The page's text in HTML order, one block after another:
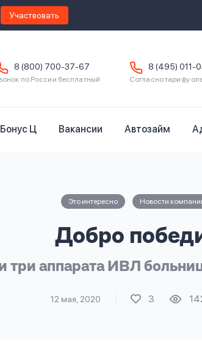
Участвовать
8 (800) 700-37-67
по России бесплатный
8 (495) 011-
Согласно тарифу
Бонус Ц Вакансии Автозайм
Это интересно Новости
Добро
три аппарата ИВЛ
12 мая, 2020 3